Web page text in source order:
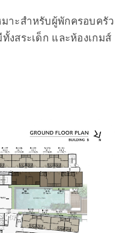
าะสำหรับผู้พักครอบครัว
งสระเด็ก และห้องเกมส์